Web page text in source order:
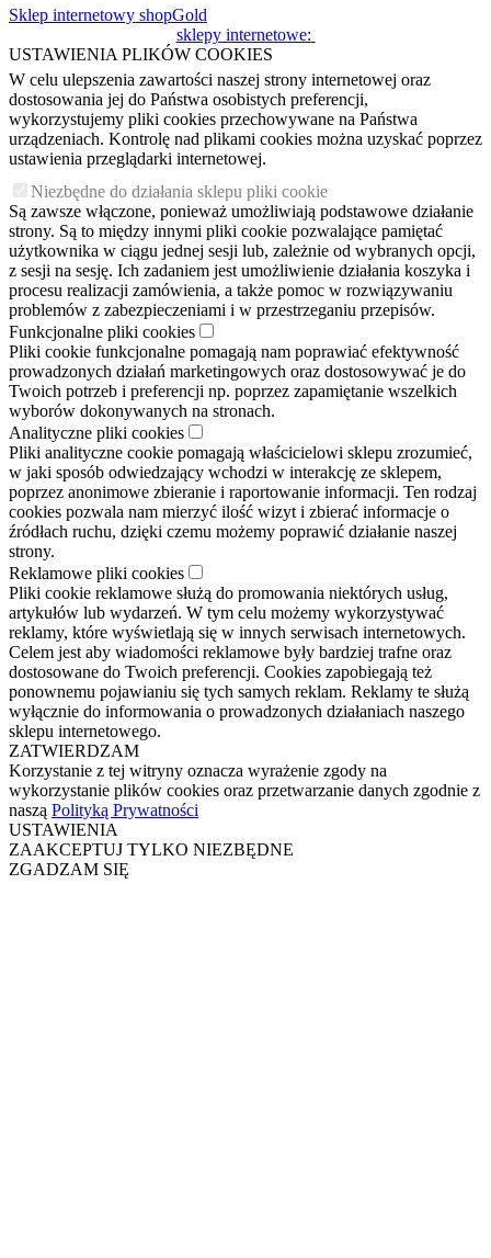
Sklep internetowy shopGold
sklepy internetowe:
USTAWIENIA PLIKÓW COOKIES
W celu ulepszenia zawartości naszej strony internetowej oraz
dostosowania jej do Państwa osobistych preferencji,
wykorzystujemy pliki cookies przechowywane na Państwa
urządzeniach. Kontrolę nad plikami cookies można uzyskać poprzez
ustawienia przeglądarki internetowej.
Niezbędne do działania sklepu pliki cookie
Są zawsze włączone, ponieważ umożliwiają podstawowe działanie
strony. Są to między innymi pliki cookie pozwalające pamiętać
użytkownika w ciągu jednej sesji lub, zależnie od wybranych opcji,
z sesji na sesję. Ich zadaniem jest umożliwienie działania koszyka i
procesu realizacji zamówienia, a także pomoc w rozwiązywaniu
problemów z zabezpieczeniami i w przestrzeganiu przepisów.
Funkcjonalne pliki cookies
Pliki cookie funkcjonalne pomagają nam poprawiać efektywność
prowadzonych działań marketingowych oraz dostosowywać je do
Twoich potrzeb i preferencji np. poprzez zapamiętanie wszelkich
wyborów dokonywanych na stronach.
Analityczne pliki cookies
Pliki analityczne cookie pomagają właścicielowi sklepu zrozumieć,
w jaki sposób odwiedzający wchodzi w interakcję ze sklepem,
poprzez anonimowe zbieranie i raportowanie informacji. Ten rodzaj
cookies pozwala nam mierzyć ilość wizyt i zbierać informacje o
źródłach ruchu, dzięki czemu możemy poprawić działanie naszej
strony.
Reklamowe pliki cookies
Pliki cookie reklamowe służą do promowania niektórych usług,
artykułów lub wydarzeń. W tym celu możemy wykorzystywać
reklamy, które wyświetlają się w innych serwisach internetowych.
Celem jest aby wiadomości reklamowe były bardziej trafne oraz
dostosowane do Twoich preferencji. Cookies zapobiegają też
ponownemu pojawianiu się tych samych reklam. Reklamy te służą
wyłącznie do informowania o prowadzonych działaniach naszego
sklepu internetowego.
ZATWIERDZAM
Korzystanie z tej witryny oznacza wyrażenie zgody na
wykorzystanie plików cookies oraz przetwarzanie danych zgodnie z
naszą Polityką Prywatności
USTAWIENIA
ZAAKCEPTUJ TYLKO NIEZBĘDNE
ZGADZAM SIĘ